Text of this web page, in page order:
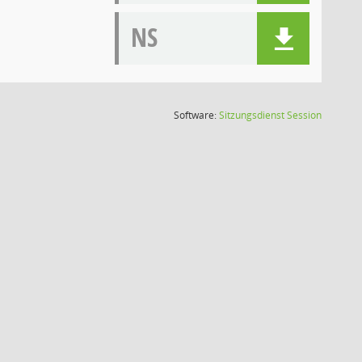
NS
Software:SitzungsdienstSession(Wird in